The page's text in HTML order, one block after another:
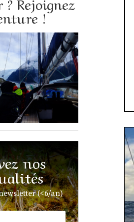
!
nos
(<6/an)